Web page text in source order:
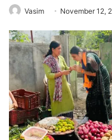
Vasim November 12,